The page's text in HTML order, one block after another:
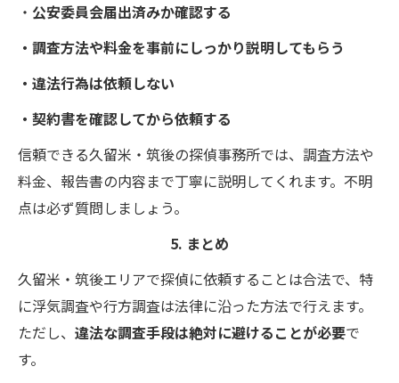
・ 公安委員会届出済みか確認する
・調査方法や料金を事前にしっかり説明してもらう
・違法行為は依頼しない
・契約書を確認してから依頼する
信頼できる久留米・筑後の探偵事務所では、調査方法や
料金、報告書の内容まで丁寧に説明してくれます。不明
点は必ず質問しましょう。
5. まとめ
久留米・筑後エリアで探偵に依頼することは合法で、特
に浮気調査や行方調査は法律に沿った方法で行えます。
ただし、 違法な調査手段は絶対に避けることが必要で
す。